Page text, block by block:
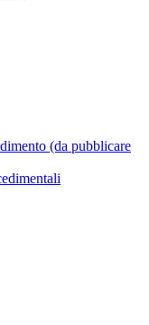
(da pubblicare